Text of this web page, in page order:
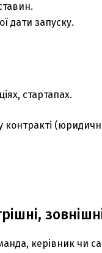
дати запуску.
стартапах.
керівник чи